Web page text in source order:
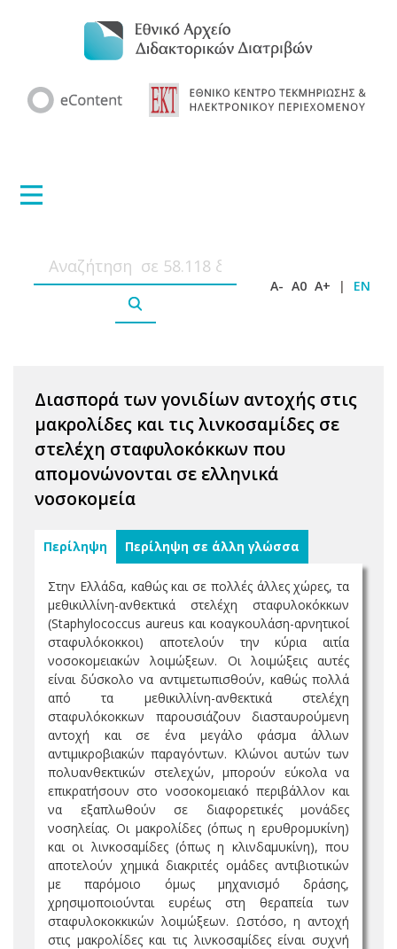
A- A0 A+ | EN
Διασπορά των γονιδίων αντοχής στις
μακρολίδες και τις λινκοσαμίδες σε
στελέχη σταφυλοκόκκων που
απομονώνονται σε ελληνικά
νοσοκομεία
Περίληψη Περίληψη σε άλλη γλώσσα
Στην Ελλάδα, καθώς και σε πολλές άλλες χώρες, τα
μεθικιλλίνη-ανθεκτικά στελέχη σταφυλοκόκκων
(Staphylococcus aureus και κοαγκουλάση-αρνητικοί
σταφυλόκοκκοι) αποτελούν την κύρια αιτία
νοσοκομειακών λοιμώξεων. Οι λοιμώξεις αυτές
είναι δύσκολο να αντιμετωπισθούν, καθώς πολλά
από τα μεθικιλλίνη-ανθεκτικά στελέχη
σταφυλόκοκκων παρουσιάζουν διασταυρούμενη
αντοχή και σε ένα μεγάλο φάσμα άλλων
αντιμικροβιακών παραγόντων. Κλώνοι αυτών των
πολυανθεκτικών στελεχών, μπορούν εύκολα να
επικρατήσουν στο νοσοκομειακό περιβάλλον και
να εξαπλωθούν σε διαφορετικές μονάδες
νοσηλείας. Οι μακρολίδες (όπως η ερυθρομυκίνη)
και οι λινκοσαμίδες (όπως η κλινδαμυκίνη), που
αποτελούν χημικά διακριτές ομάδες αντιβιοτικών
με παρόμοιο όμως μηχανισμό δράσης,
χρησιμοποιούνται ευρέως στη θεραπεία των
σταφυλοκοκκικών λοιμώξεων. Ωστόσο, η αντοχή
στις μακρολίδες και τις λινκοσαμίδες είναι συχνή